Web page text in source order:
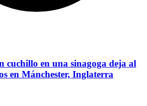
cuchillo en una sinagoga deja al
en Mánchester, Inglaterra